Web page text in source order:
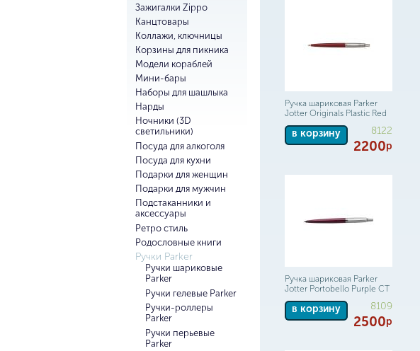
Зажигалки Zippo
Канцтовары
Коллажи, ключницы
Корзины для пикника
Модели кораблей
Мини-бары
Наборы для шашлыка
Нарды
Ночники (3D
светильники)
Посуда для алкоголя
Посуда для кухни
Подарки для женщин
Подарки для мужчин
Подстаканники и
аксессуары
Ретро стиль
Родословные книги
Ручки Parker
Ручки шариковые
Parker
Ручки гелевые Parker
Ручки-роллеры
Parker
Ручки перьевые
Parker
Ручка шариковая Parker
Jotter Originals Plastic Red
в корзину 8122
2200р
Ручка шариковая Parker
Jotter Portobello Purple CT
в корзину 8109
2500р